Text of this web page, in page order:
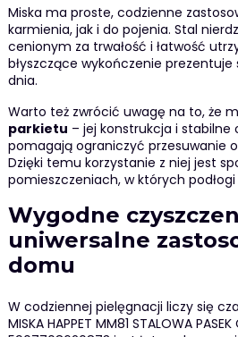
Miska ma proste, codzienne
karmienia, jak i do pojenia. Stal
cenionym za trwałość i łatwość
błyszczące wykończenie
dnia.
Warto też zwrócić uwagę na to, że
parkietu – jej konstrukcja i
pomagają ograniczyć przesuwanie
Dzięki temu korzystanie z niej jest
pomieszczeniach, w których
Wygodne
uniwersalne
domu
W codziennej pielęgnacji liczy się
MISKA HAPPET MM81 STALOWA